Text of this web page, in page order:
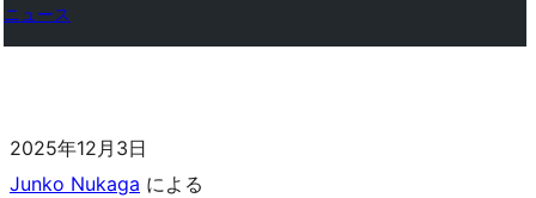
ニュース
2025年12月3日
Junko Nukaga による